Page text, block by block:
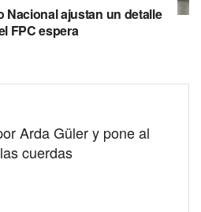
Nacional ajustan un detalle
FPC espera
Arda Güler y pone al
cuerdas